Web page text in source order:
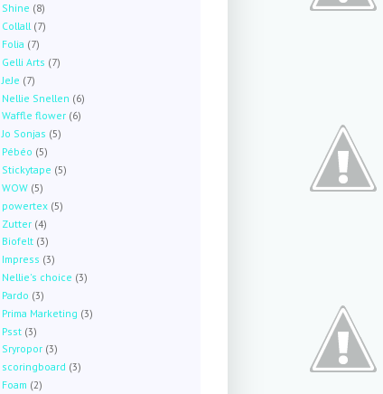
Shine (8)
Collall (7)
Folia (7)
Gelli Arts (7)
JeJe (7)
Nellie Snellen (6)
Waffle flower (6)
Jo Sonjas (5)
Pébéo (5)
Stickytape (5)
WOW (5)
powertex (5)
Zutter (4)
Biofelt (3)
Impress (3)
Nellie's choice (3)
Pardo (3)
Prima Marketing (3)
Psst (3)
Sryropor (3)
scoringboard (3)
Foam (2)